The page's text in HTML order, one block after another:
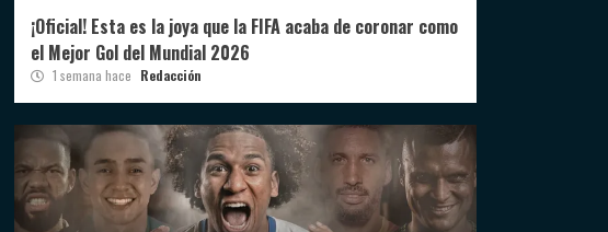
¡Oficial! Esta es la joya que la FIFA acaba de coronar como
el Mejor Gol del Mundial 2026
1 semana hace Redacción